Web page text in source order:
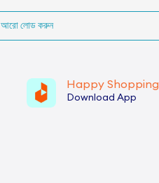
আরো লোড করুন
Happy Shopping
Download App